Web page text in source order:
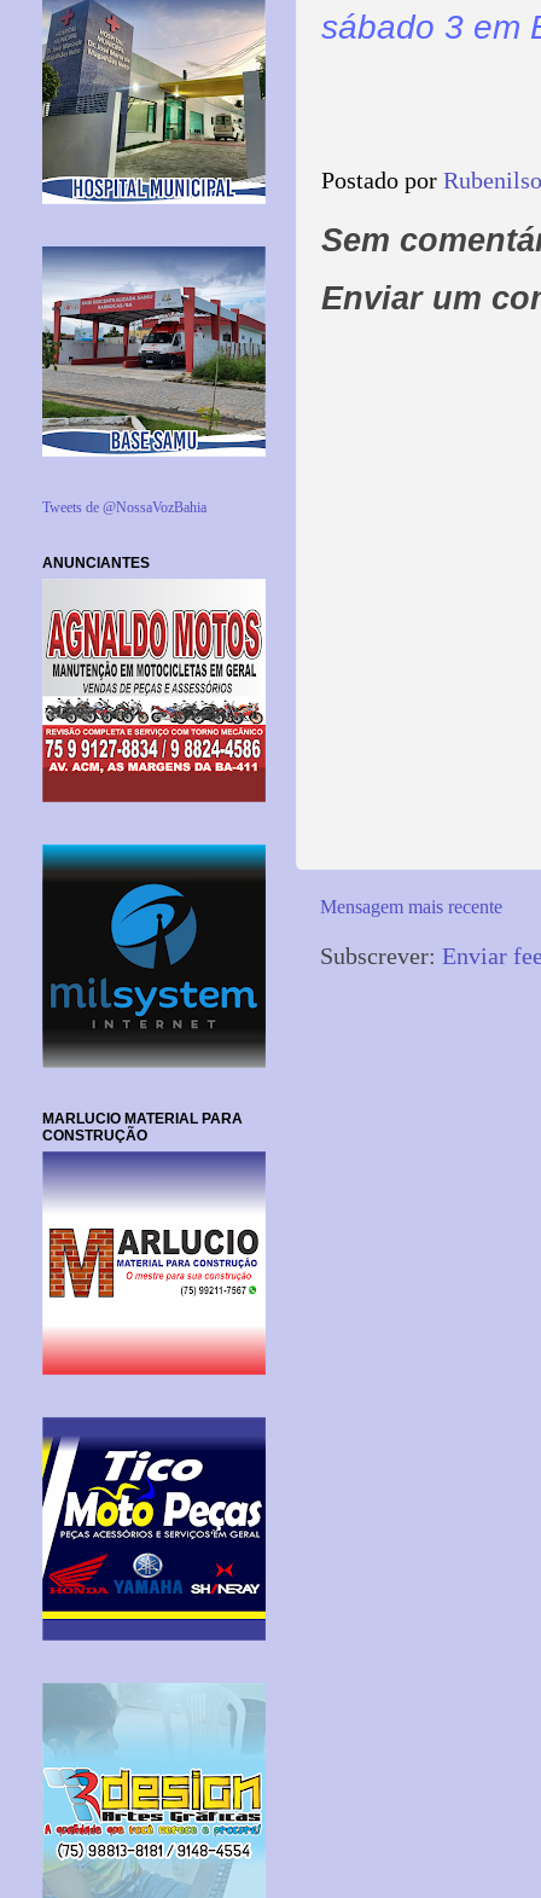
sábado 3 em
Postado por
Sem
Enviar um
Mensagem mais recente
Subscrever: Enviar
Tweets de @NossaVozBahia
ANUNCIANTES
MARLUCIO MATERIAL PARA
CONSTRUÇÃO